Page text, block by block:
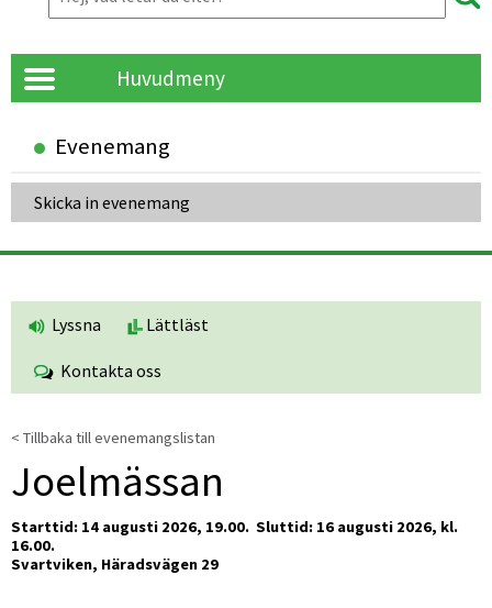
Huvudmeny
Evenemang
Skicka in evenemang
Lyssna Lättläst
Kontakta oss
< Tillbaka till evenemangslistan
Joelmässan
Starttid: 14 augusti 2026, 19.00. Sluttid: 16 augusti 2026, kl.
16.00.
Svartviken, Häradsvägen 29